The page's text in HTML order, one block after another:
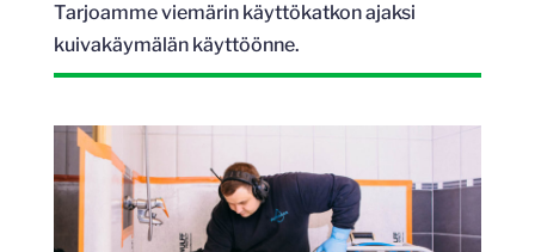
Tarjoamme viemärin käyttökatkon ajaksi
kuivakäymälän käyttöönne.